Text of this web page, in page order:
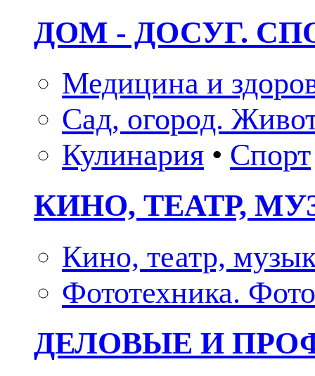
ДОМ - ДОСУГ.
Медицина и
Сад, огород.
Кулинария • Спорт
КИНО, ТЕАТР,
Кино, театр,
Фототехника.
ДЕЛОВЫЕ И